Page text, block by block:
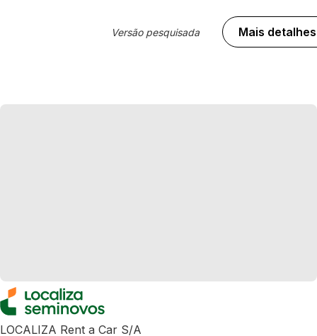
Versão pesquisada Mais detalhes
LOCALIZA Rent a Car S/A